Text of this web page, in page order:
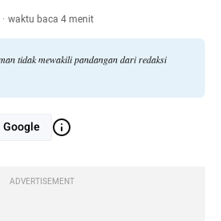
· waktu baca 4 menit
tidak mewakili pandangan dari redaksi
ADVERTISEMENT